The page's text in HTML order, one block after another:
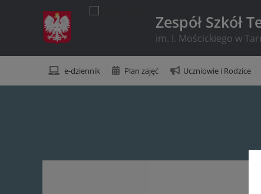
Zespół Szkół
im. I. Mościckiego w
e-dziennik Plan zajęć Uczniowie i Rodzice